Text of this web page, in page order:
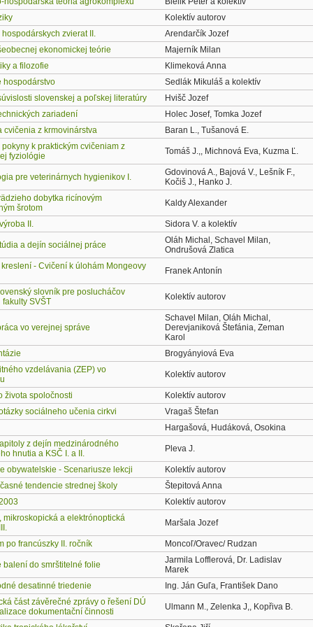
Kolektív autorov
zvierat II.
Arendarčík Jozef
ekonomickej teórie
Majerník Milan
a filozofie
Klimeková Anna
hospodárstvo
Sedlák Mikuláš a kolektív
slovenskej a poľskej literatúry
Hvišč Jozef
zariadení
Holec Josef, Tomka Jozef
cvičenia z krmovinárstva
Baran L., Tušanová E.
k praktickým cvičeniam z
fyziológie
Tomáš J.,, Michnová Eva, Kuzma Ľ.
pre veterinárnych hygienikov I.
Gdovinová A., Bajová V., Lešník F.,
Kočiš J., Hanko J.
dobytka ricínovým
šrotom
Kaldy Alexander
II. Sidora V. a kolektív
a dejín sociálnej práce
Oláh Michal, Schavel Milan,
Ondrušová Zlatica
- Cvičení k úlohám Mongeovy
Franek Antonín
slovník pre poslucháčov
SVŠT
Kolektív autorov
vo verejnej správe
Schavel Milan, Oláh Michal,
Derevjaniková Štefánia, Zeman
Karol
Brogyányiová Eva
vzdelávania (ZEP) vo
Kolektív autorov
života spoločnosti
Kolektív autorov
sociálneho učenia cirkvi
Vragaš Štefan
Hargašová, Hudáková, Osokina
z dejín medzinárodného
hnutia a KSČ I. a II.
Pleva J.
obywatelskie - Scenariusze lekcji
Kolektív autorov
tendencie strednej školy
Štepitová Anna
Kolektív autorov
mikroskopická a elektrónoptická
Maršala Jozef
po francúszky II. ročník Moncoľ/Oravec/ Rudzan
balení do smrštitelné folie
Jarmila Lofflerová, Dr. Ladislav
Marek
desatinné triedenie
Ing. Ján Guľa, František Dano
část závěrečné zprávy o řešení DÚ
dokumentační činnosti
Ulmann M., Zelenka J,, Kopřiva B.